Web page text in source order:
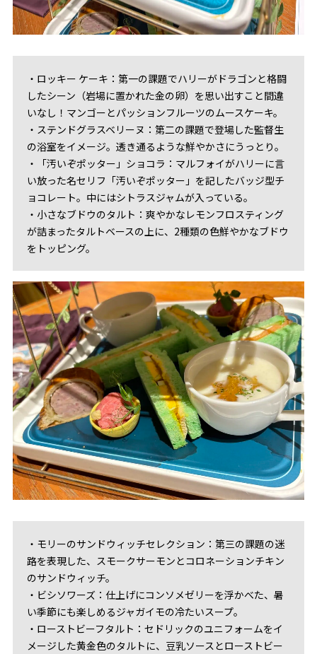
・ロッキー ケーキ：第一の課題でハリーがドラゴンと格闘
したシーン（岩場に置かれた金の卵）を思い出すこと間違
いなし！マンゴーとパッションフルーツのムースケーキ。
・ステンドグラスベリーヌ：第二の課題で登場した監督生
の浴室をイメージ。透き通るような鮮やかさにうっとり。
・「汚いぞポッター」ショコラ：マルフォイがハリーに言
い放った名セリフ「汚いぞポッター」を記したバッジ型チ
ョコレート。中にはシトラスジャムが入っている。
・小さなブドウのタルト：爽やかなレモンフロスティング
が詰まったタルトベースの上に、2種類の色鮮やかなブドウ
をトッピング。
・モリーのサンドウィッチセレクション：第三の課題の迷
路を表現した、スモークサーモンとコロネーションチキン
のサンドウィッチ。
・ビシソワーズ：仕上げにコンソメゼリーを浮かべた、暑
い季節にも楽しめるジャガイモの冷たいスープ。
・ローストビーフタルト：セドリックのユニフォームをイ
メージした黄金色のタルトに、豆乳ソースとローストビー